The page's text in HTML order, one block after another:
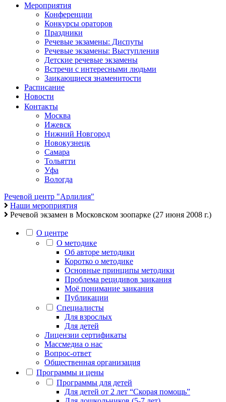
Мероприятия
Конференции
Конкурсы ораторов
Праздники
Речевые экзамены: Диспуты
Речевые экзамены: Выступления
Детские речевые экзамены
Встречи с интересными людьми
Заикающиеся знаменитости
Расписание
Новости
Контакты
Москва
Ижевск
Нижний Новгород
Новокузнецк
Самара
Тольятти
Уфа
Вологда
Речевой центр "Арлилия"
Наши мероприятия
Речевой экзамен в Московском зоопарке (27 июня 2008 г.)
О центре
О методике
Об авторе методики
Коротко о методике
Основные принципы методики
Проблема рецидивов заикания
Моё понимание заикания
Публикации
Специалисты
Для взрослых
Для детей
Лицензии сертификаты
Массмедиа о нас
Вопрос-ответ
Общественная организация
Программы и цены
Программы для детей
Для детей от 2 лет “Скорая помощь”